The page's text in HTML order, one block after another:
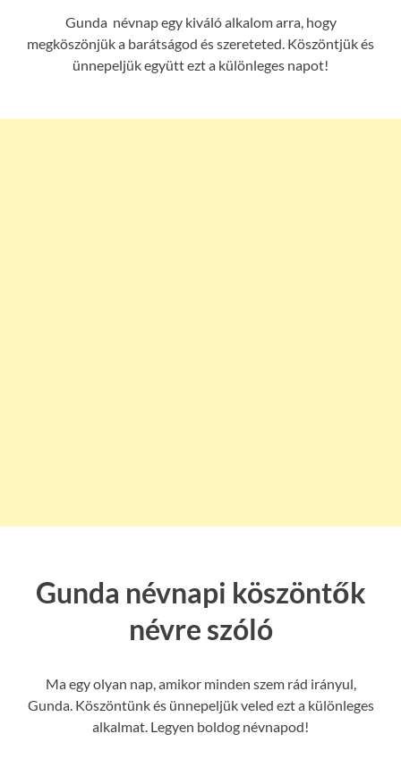
Gunda névnap egy kiváló alkalom arra, hogy
megköszönjük a barátságod és szereteted. Köszöntjük és
ünnepeljük együtt ezt a különleges napot!
Gunda névnapi köszöntők
névre szóló
Ma egy olyan nap, amikor minden szem rád irányul,
Gunda. Köszöntünk és ünnepeljük veled ezt a különleges
alkalmat. Legyen boldog névnapod!